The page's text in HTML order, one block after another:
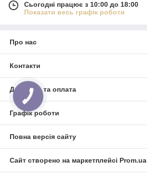
Сьогодні працює з 10:00 до 18:00
Показати весь графік роботи
Про нас
Контакти
Доставка та оплата
Графік роботи
Повна версія сайту
Сайт створено на маркетплейсі Prom.ua
КНОПКА
ЗВ'ЯЗКУ